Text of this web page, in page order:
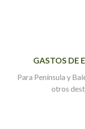
GASTOS DE
Para Península y
otros